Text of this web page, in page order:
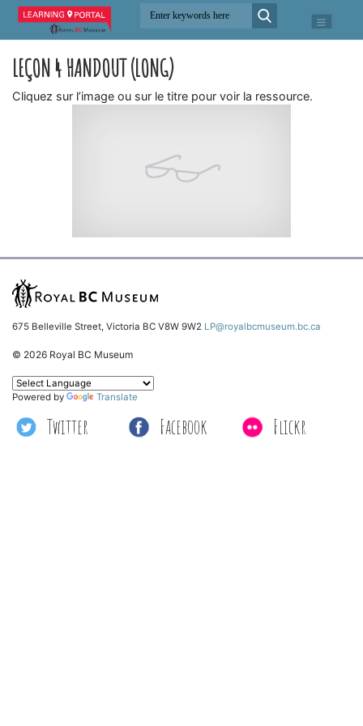
LEÇON 4 HANDOUT (LONG)
Cliquez sur l’image ou sur le titre pour voir la ressource.
675 Belleville Street, Victoria BC V8W 9W2 LP@royalbcmuseum.bc.ca
© 2026 Royal BC Museum
Twitter Facebook Flickr
Powered by Translate